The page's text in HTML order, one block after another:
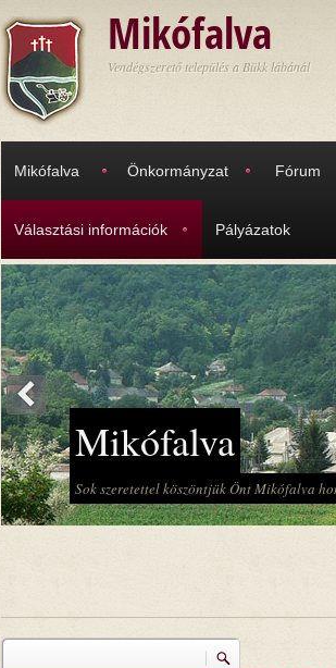
Mikófalva
Vendégszerető település a Bükk lábánál
Mikófalva Önkormányzat Fórum
Választási információk Pályázatok
Mikófalva
Hagyományőrző Népi Együttes
<
Keresés